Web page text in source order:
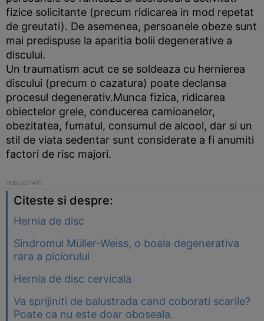
fizice solicitante (precum ridicarea in mod repetat
de greutati). De asemenea, persoanele obeze sunt
mai predispuse la aparitia bolii degenerative a
discului.
Un traumatism acut ce se soldeaza cu hernierea
discului (precum o cazatura) poate declansa
procesul degenerativ.Munca fizica, ridicarea
obiectelor grele, conducerea camioanelor,
obezitatea, fumatul, consumul de alcool, dar si un
stil de viata sedentar sunt considerate a fi anumiti
factori de risc majori.
Citeste si despre:
Hernia de disc
Sindromul Müller-Weiss, o boala degenerativa
rara a piciorului
Hernia de disc cervicala
Va sprijiniti de balustrada cand coborati scarile?
Poate ca nu este doar oboseala.